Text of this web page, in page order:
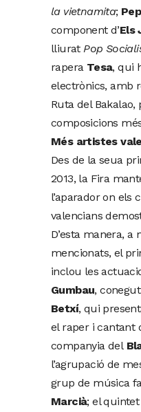
la vietnamita;
component d’Els
lliuratPop
rapera Tesa, qui
electrònics, amb
Ruta del
composicions
Més artistes
Des de la seua
2013, la Fira
l’aparador on els
valencians
D’esta manera, a
mencionats, el
inclou les
Gumbau,
Betxí, qui
el raper i cantant
companyia del
l’agrupació de
grup de música
Marcià; el